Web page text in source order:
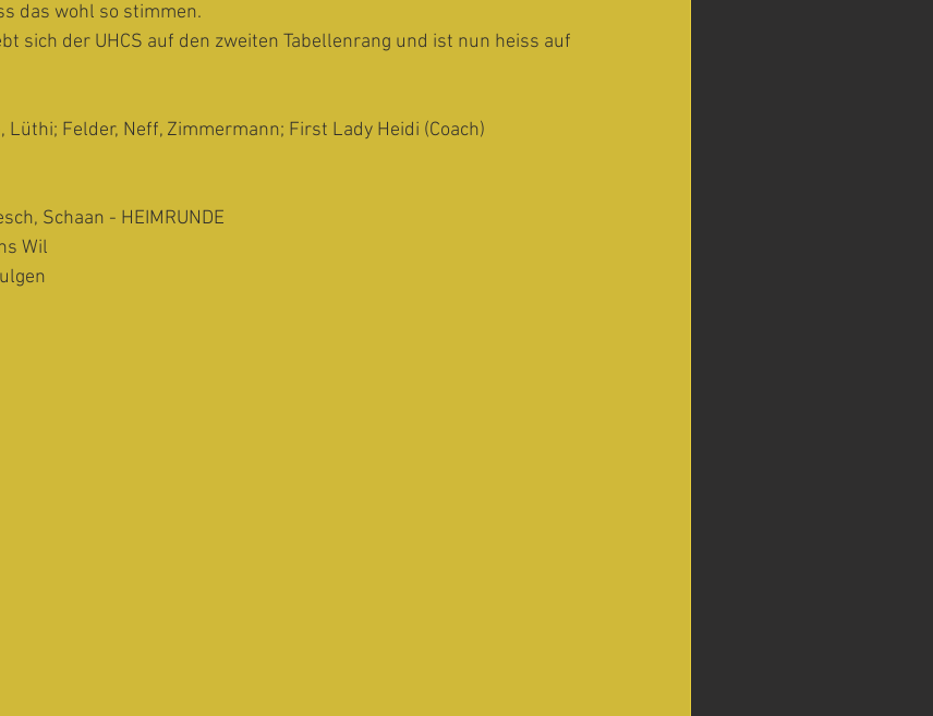
das wohl so stimmen.
sich der UHCS auf den zweiten Tabellenrang und ist nun heiss auf
Lüthi; Felder, Neff, Zimmermann; First Lady Heidi (Coach)
Schaan - HEIMRUNDE
Wil